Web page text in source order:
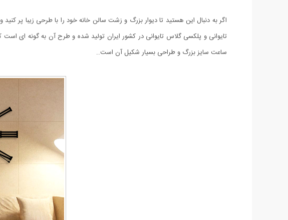
اگر به دنبال این هستید تا دیوار بزرگ و زشت سالن خانه خود را با طرحی زیبا پر
تایوانی و پلکسی گلاس تایوانی در کشور ایران تولید شده و طرح آن به گونه ای
ساعت سایز بزرگ و طراحی بسیار شکیل آن است..